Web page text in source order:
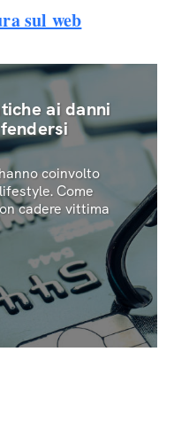
sul web
ai danni
coinvolto
Come
cadere vittima